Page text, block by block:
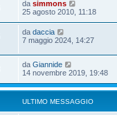
da simmons
25 agosto 2010, 11:18
da daccia
7 maggio 2024, 14:27
da Giannide
14 novembre 2019, 19:48
ULTIMO MESSAGGIO